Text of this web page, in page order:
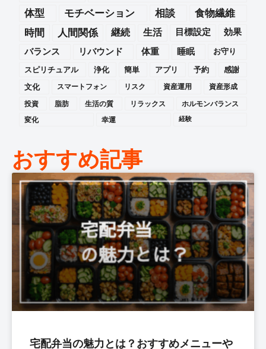
体型
モチベーション 相談
食物繊維
時間
人間関係 継続 生活 目標設定
効果
バランス
リバウンド 体重 睡眠
お守り
スピリチュアル
浄化 簡単 アプリ 予約
感謝
文化
スマートフォン リスク 資産運用
資産形成
投資
脂肪 生活の質 リラックス
ホルモンバランス
変化
幸運 経験
おすすめ記事
宅配弁当の魅力とは？おすすめメニューや